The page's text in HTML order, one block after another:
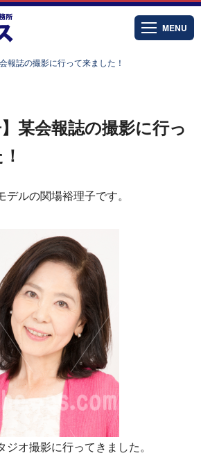
MENU
報誌の撮影に行って来ました！
】某会報誌の撮影に行っ
デルの関場裕理子です。
ジオ撮影に行ってきました。